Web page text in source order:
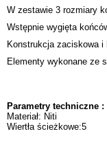
W zestawie 3 rozmiary
Wstępnie wygięta
Konstrukcja zaciskowa i
Elementy wykonane ze
Parametry techniczne :
Materiał: Niti
Wiertła ścieżkowe:5